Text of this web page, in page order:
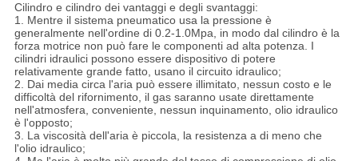
Cilindro e cilindro dei vantaggi e degli svantaggi:
1. Mentre il sistema pneumatico usa la pressione è
generalmente nell'ordine di 0.2-1.0Mpa, in modo dal cilindro è la
forza motrice non può fare le componenti ad alta potenza. I
cilindri idraulici possono essere dispositivo di potere
relativamente grande fatto, usano il circuito idraulico;
2. Dai media circa l'aria può essere illimitato, nessun costo e le
difficoltà del rifornimento, il gas saranno usate direttamente
nell'atmosfera, conveniente, nessun inquinamento, olio idraulico
è l'opposto;
3. La viscosità dell'aria è piccola, la resistenza a di meno che
l'olio idraulico;